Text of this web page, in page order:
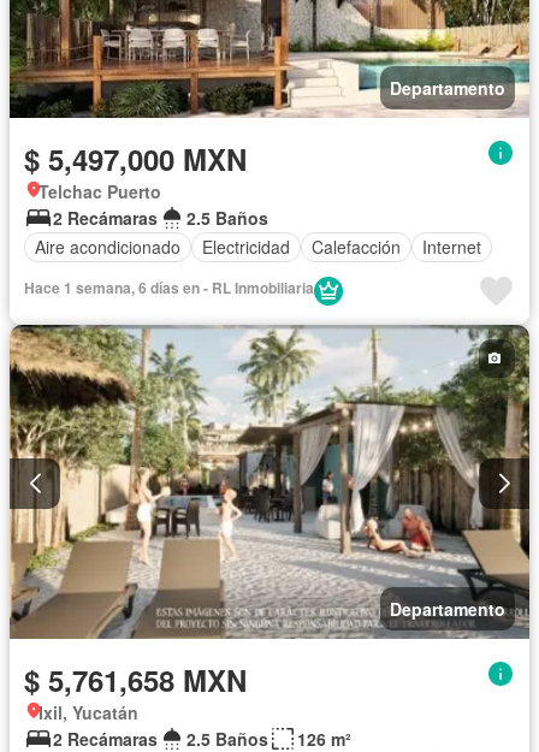
Departamento
$ 5,497,000 MXN
Telchac Puerto
2 Recámaras
2.5 Baños
Aire acondicionado
Electricidad Calefacción Internet
Hace 1 semana, 6 días en - RL Inmobiliaria
Departamento
$ 5,761,658 MXN
Ixil, Yucatán
2 Recámaras
2.5 Baños
126 m²